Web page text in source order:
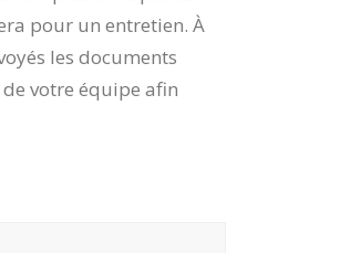
pour un entretien. À
les documents
votre équipe afin